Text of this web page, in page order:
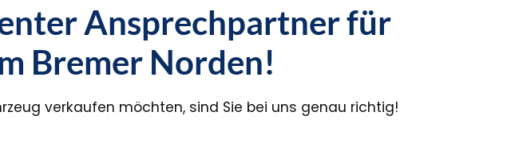
Ansprechpartner für
Bremer Norden!
verkaufen möchten, sind Sie bei uns genau richtig!